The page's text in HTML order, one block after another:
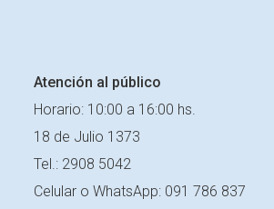
Atención al público
Horario: 10:00 a 16:00 hs.
18 de Julio 1373
Tel.: 2908 5042
Celular oWhatsApp: 091 786 837